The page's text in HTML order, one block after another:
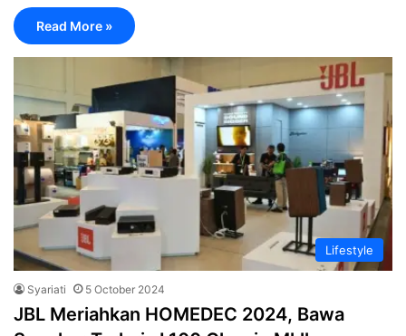
Read More »
Lifestyle
Syariati 5 October 2024
JBL Meriahkan HOMEDEC 2024, Bawa